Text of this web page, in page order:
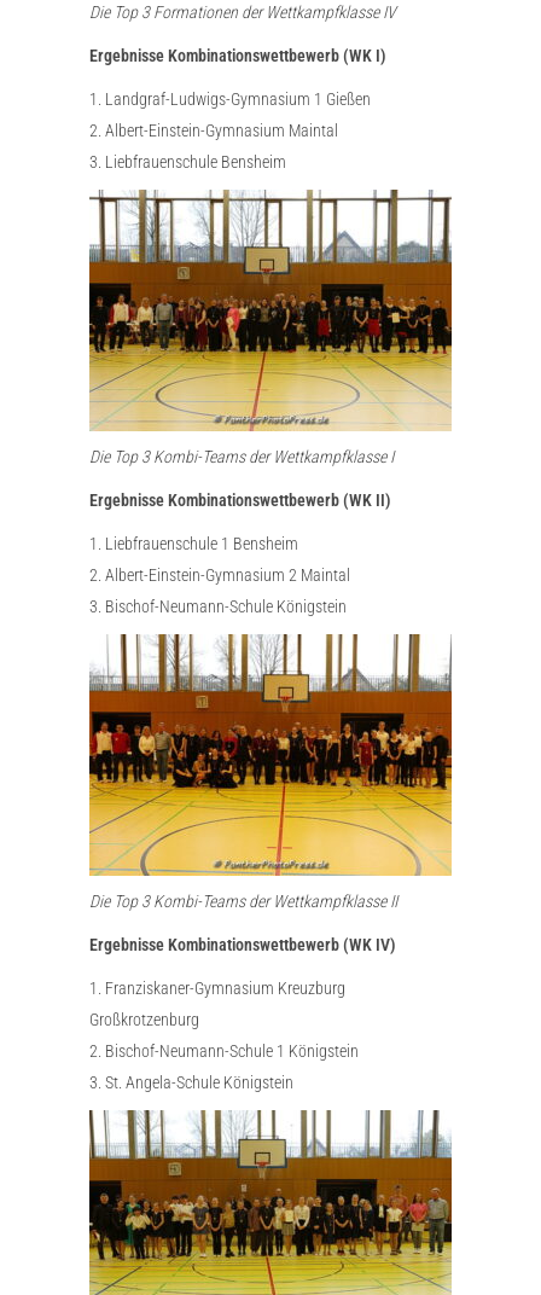
Die Top 3 Formationen der Wettkampfklasse IV
Ergebnisse Kombinationswettbewerb (WK I)
1. Landgraf-Ludwigs-Gymnasium 1 Gießen
2. Albert-Einstein-Gymnasium Maintal
3. Liebfrauenschule Bensheim
Die Top 3 Kombi-Teams der Wettkampfklasse I
Ergebnisse Kombinationswettbewerb (WK II)
1. Liebfrauenschule 1 Bensheim
2. Albert-Einstein-Gymnasium 2 Maintal
3. Bischof-Neumann-Schule Königstein
Die Top 3 Kombi-Teams der Wettkampfklasse II
Ergebnisse Kombinationswettbewerb (WK IV)
1. Franziskaner-Gymnasium Kreuzburg
Großkrotzenburg
2. Bischof-Neumann-Schule 1 Königstein
3. St. Angela-Schule Königstein